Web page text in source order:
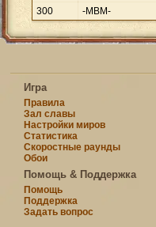
300
-MBM-
Игра
Правила
Зал славы
Настройки миров
Статистика
Скоростные раунды
Обои
Помощь & Поддержка
Помощь
Поддержка
Задать вопрос